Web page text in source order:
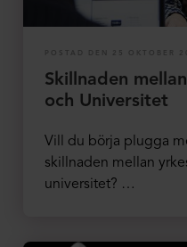
POSTAD DEN 25 OKTOBER
Skillnaden
och Universitet
Vill du börja plugga
skillnaden mellan
universitet? …